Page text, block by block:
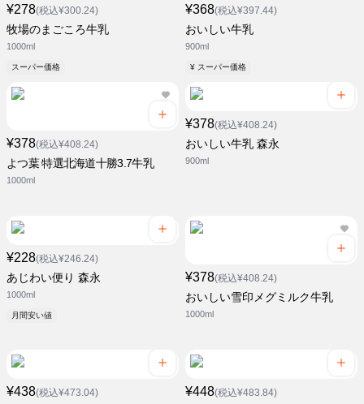
¥278(税込¥300.24)
牧場のまごころ牛乳
1000ml
スーパー価格
¥368(税込¥397.44)
おいしい牛乳
900ml
¥ スーパー価格
¥378(税込¥408.24)
よつ葉 特選北海道十勝3.7牛乳
1000ml
¥378(税込¥408.24)
おいしい牛乳 森永
900ml
¥228(税込¥246.24)
あじわい便り 森永
1000ml
月間安い値
¥378(税込¥408.24)
おいしい雪印メグミルク牛乳
1000ml
¥438(税込¥473.04) ¥448(税込¥483.84)